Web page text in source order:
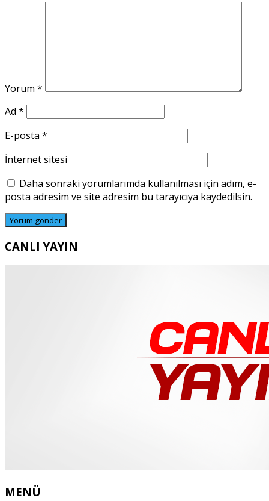
Yorum *
Ad *
E-posta *
İnternet sitesi
Daha sonraki yorumlarımda kullanılması için adım, e-
posta adresim ve site adresim bu tarayıcıya kaydedilsin.
CANLI YAYIN
MENÜ